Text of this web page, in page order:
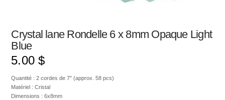
Crystal lane Rondelle 6 x 8mm Opaque Light
Blue
5.00 $
Quantité : 2 cordes de 7″ (approx. 58 pcs)
Matériel : Cristal
Dimensions : 6x8mm